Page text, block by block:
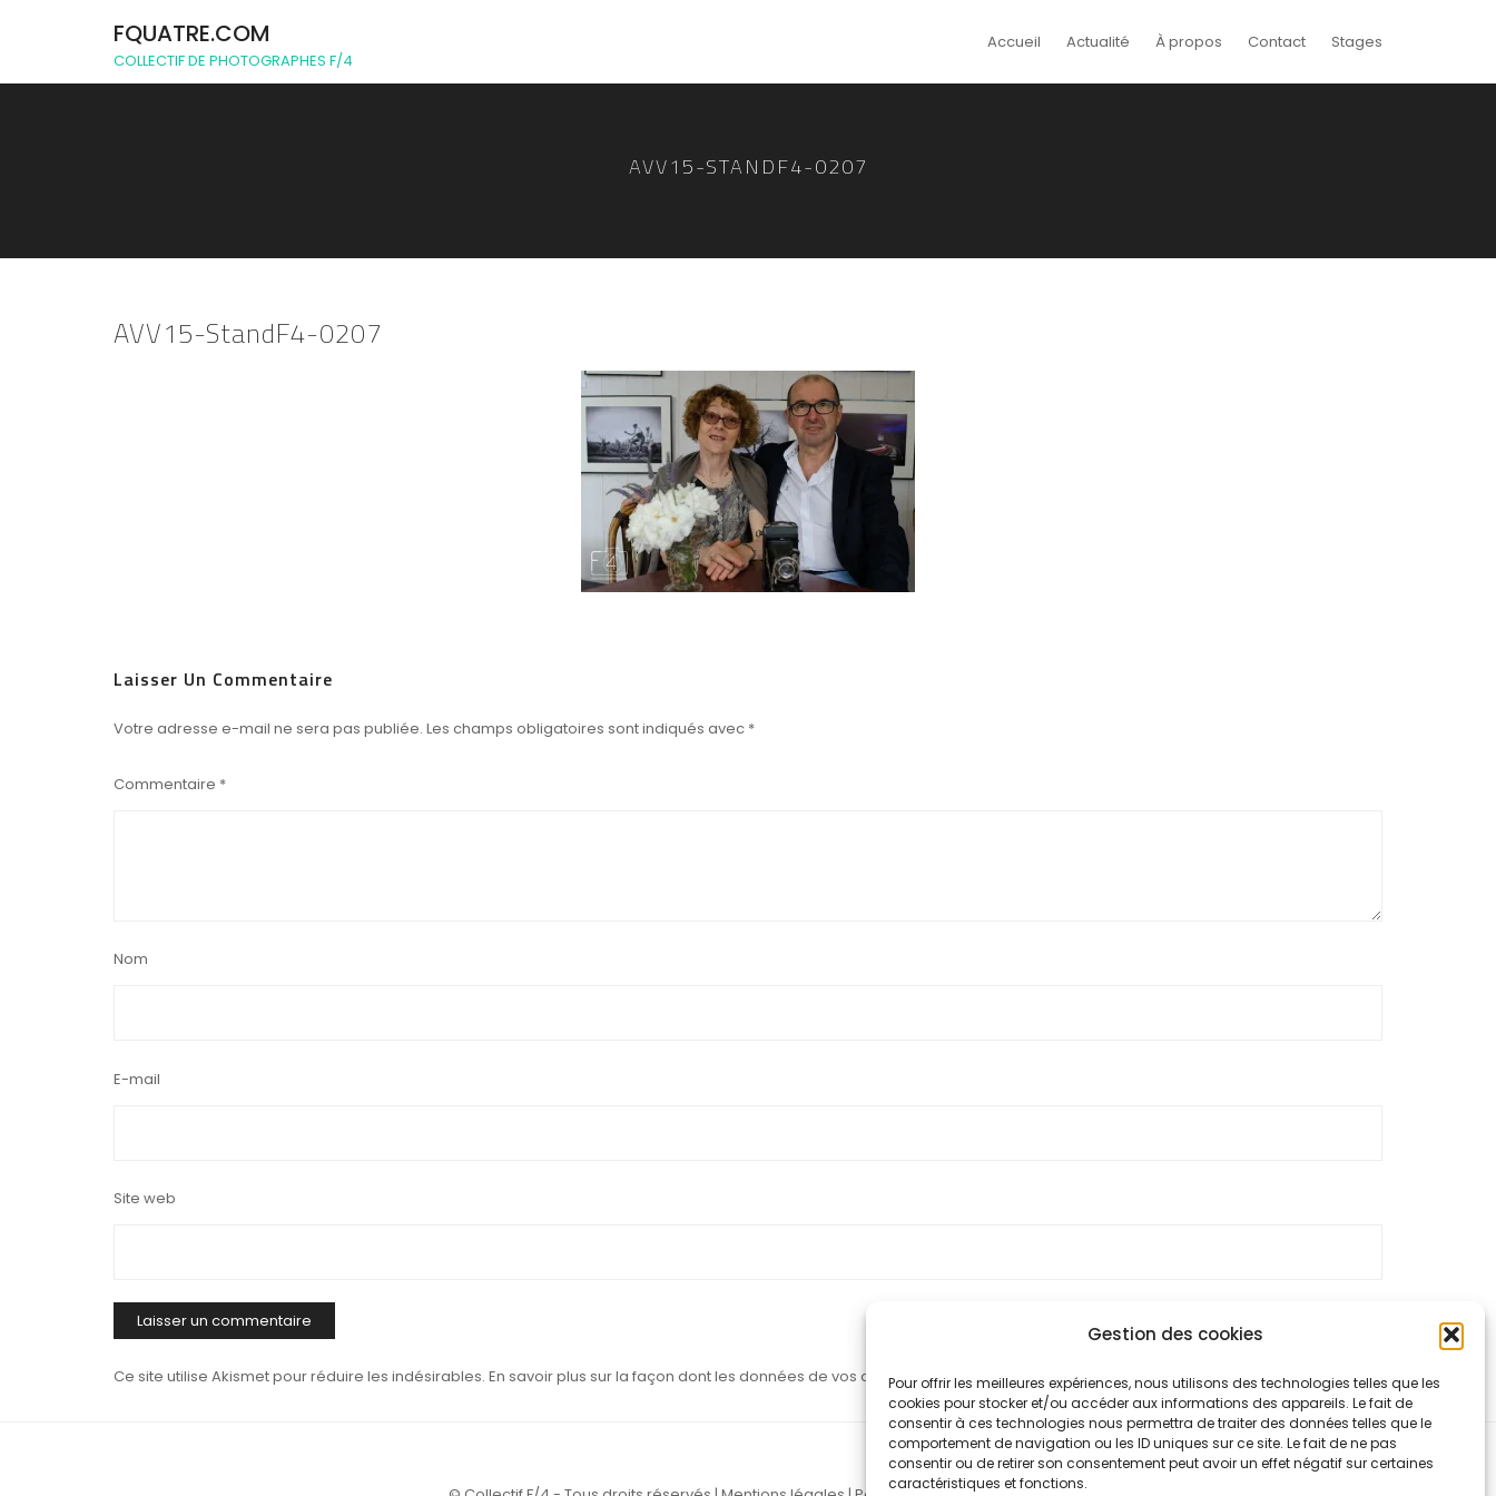
Gestion des cookies
Pour offrir les meilleures expériences, nous utilisons des technologies telles que les
cookies pour stocker et/ou accéder aux informations des appareils. Le fait de
consentir à ces technologies nous permettra de traiter des données telles que le
comportement de navigation ou les ID uniques sur ce site. Le fait de ne pas
consentir ou de retirer son consentement peut avoir un effet négatif sur certaines
caractéristiques et fonctions.
FQUATRE.COM
COLLECTIF DE PHOTOGRAPHES F/4
Accueil Actualité À propos Contact Stages
AVV15-STANDF4-0207
AVV15-StandF4-0207
Laisser Un Commentaire
Votre adresse e-mail ne sera pas publiée. Les champs obligatoires sont indiqués avec *
Commentaire *
Nom
E-mail
Site web
Ce site utilise Akismet pour réduire les indésirables. En savoir plus sur la façon dont les données de vos commentaires sont traitées.